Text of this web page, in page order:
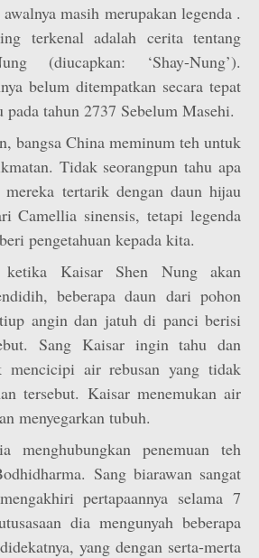
masih merupakan legenda .
terkenal adalah cerita tentang
(diucapkan: ‘Shay-Nung’).
belum ditempatkan secara tepat
pada tahun 2737 Sebelum Masehi.
bangsa China meminum teh untuk
Tidak seorangpun tahu apa
mereka tertarik dengan daun hijau
Camellia sinensis, tetapi legenda
pengetahuan kepada kita.
Kaisar Shen Nung akan
beberapa daun dari pohon
angin dan jatuh di panci berisi
Sang Kaisar ingin tahu dan
mencicipi air rebusan yang tidak
tersebut. Kaisar menemukan air
menyegarkan tubuh.
menghubungkan penemuan teh
Sang biarawan sangat
pertapaannya selama 7
dia mengunyah beberapa
yang dengan serta-merta